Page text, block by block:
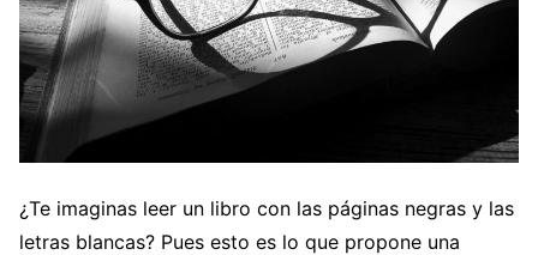
¿Te imaginas leer un libro con las páginas negras y las
letras blancas? Pues esto es lo que propone una